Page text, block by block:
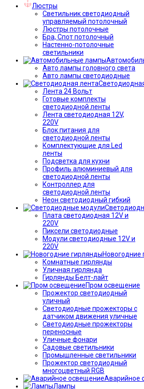
Люстры
Светильник светодиодный
управляемый потолочный
Люстры потолочные
Бра, Спот потолочный
Настенно-потолочные
светильники
Авто лампы головного света
Авто лампы светодиодные
Лента 24 Вольт
Готовые комплекты
светодиодной ленты
Лента светодиодная 12V,
220V
Блок питания для
светодиодной ленты
Комплектующие для Led
ленты
Подсветка для кухни
Профиль алюминиевый для
светодиодной ленты
Контроллер для
светодиодной ленты
Неон светодиодный гибкий
Плата светодиодная 12V и
220V
Пиксели светодиодные
Модули светодиодные 12V и
220V
Новогодние
Комнатные гирлянды
Уличная гирлянда
Гирлянды Белт-лайт
Пром освещение
Прожектор светодиодный
уличный
Светодиодные прожекторы с
датчиком движения уличные
Светодиодные прожекторы
переносные
Уличные фонари
Садовые светильники
Промышленные светильники
Прожектор светодиодный
многоцветный RGB
Аварийное
Лампы